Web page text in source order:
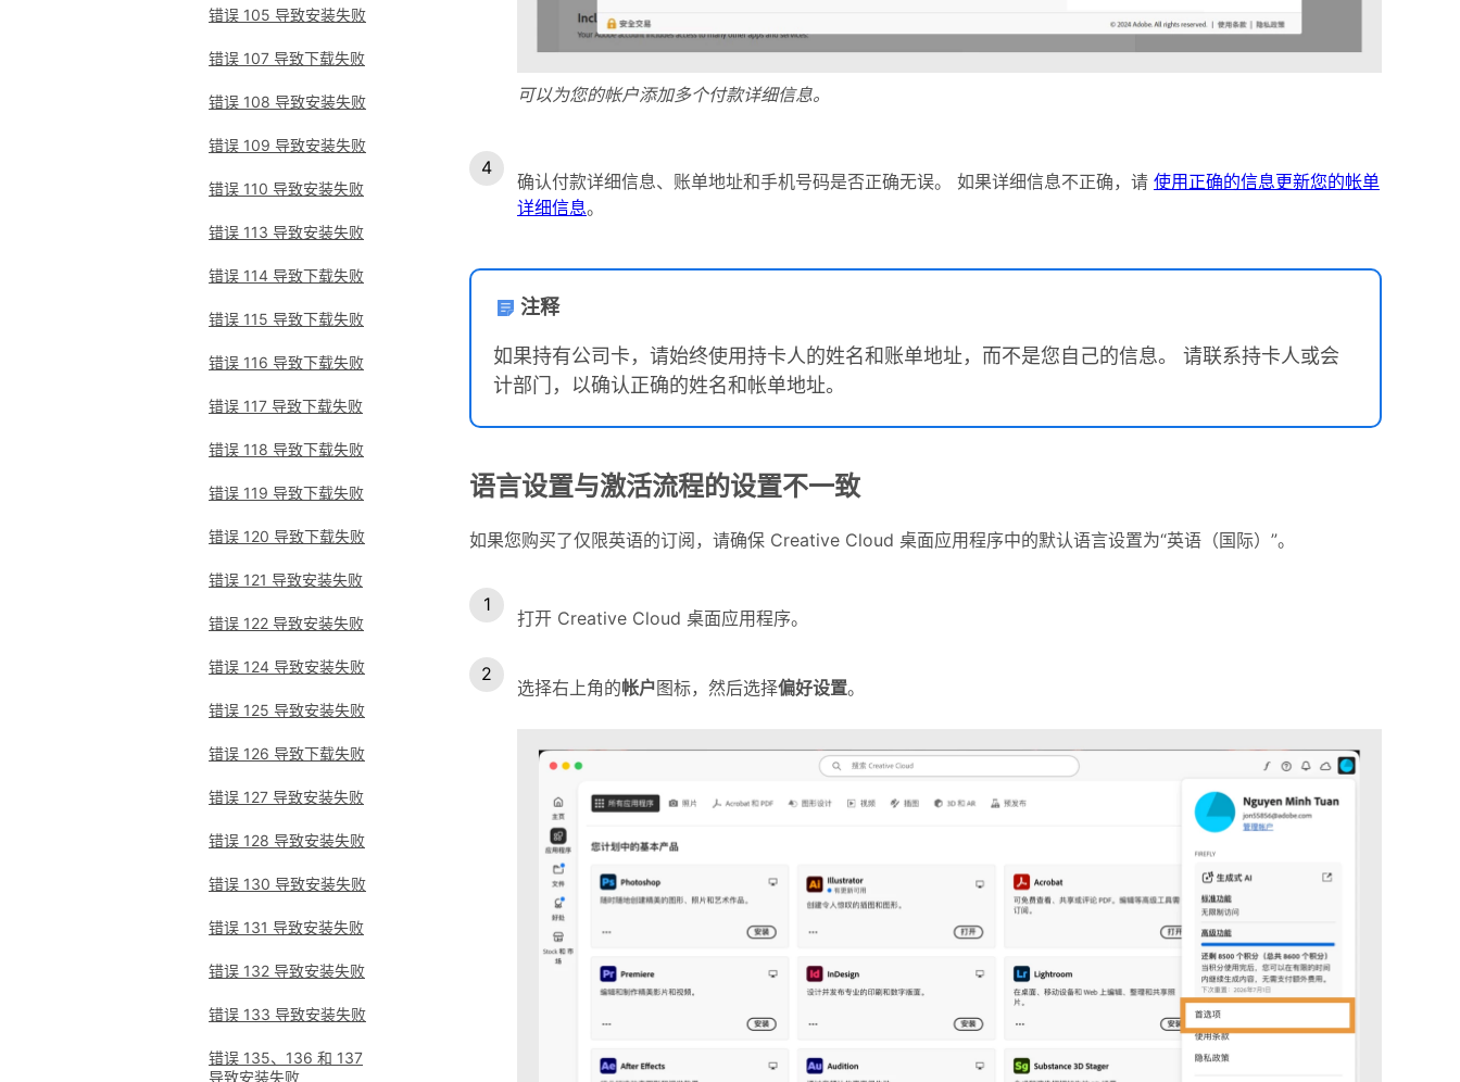
错误 105 导致安装失败
错误 107 导致下载失败
错误 108 导致安装失败
错误 109 导致安装失败
错误 110 导致安装失败
错误 113 导致安装失败
错误 114 导致下载失败
错误 115 导致下载失败
错误 116 导致下载失败
错误 117 导致下载失败
错误 118 导致下载失败
错误 119 导致下载失败
错误 120 导致下载失败
错误 121 导致安装失败
错误 122 导致安装失败
错误 124 导致安装失败
错误 125 导致安装失败
错误 126 导致下载失败
错误 127 导致安装失败
错误 128 导致安装失败
错误 130 导致安装失败
错误 131 导致安装失败
错误 132 导致安装失败
错误 133 导致安装失败
错误 135、136 和 137
导致安装失败
可以为您的帐户添加多个付款详细信息。
确认付款详细信息、账单地址和手机号码是否正确无误。 如果详细信息不正确，请 使用正确的信息更新您的帐单
详细信息。
注释
如果持有公司卡，请始终使用持卡人的姓名和账单地址，而不是您自己的信息。 请联系持卡人或会
计部门，以确认正确的姓名和帐单地址。
语言设置与激活流程的设置不一致
如果您购买了仅限英语的订阅，请确保 Creative Cloud 桌面应用程序中的默认语言设置为“英语（国际）”。
打开 Creative Cloud 桌面应用程序。
选择右上角的帐户图标，然后选择偏好设置。